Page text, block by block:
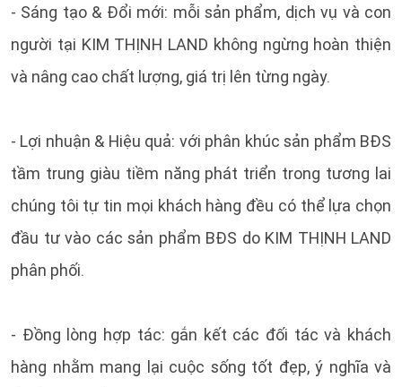
- Sáng tạo & Đổi mới: mỗi sản phẩm, dịch vụ và con
người tại KIM THỊNH LAND không ngừng hoàn thiện
và nâng cao chất lượng, giá trị lên từng ngày.
- Lợi nhuận & Hiệu quả: với phân khúc sản phẩm BĐS
tầm trung giàu tiềm năng phát triển trong tương lai
chúng tôi tự tin mọi khách hàng đều có thể lựa chọn
đầu tư vào các sản phẩm BĐS do KIM THỊNH LAND
phân phối.
- Đồng lòng hợp tác: gắn kết các đối tác và khách
hàng nhằm mang lại cuộc sống tốt đẹp, ý nghĩa và